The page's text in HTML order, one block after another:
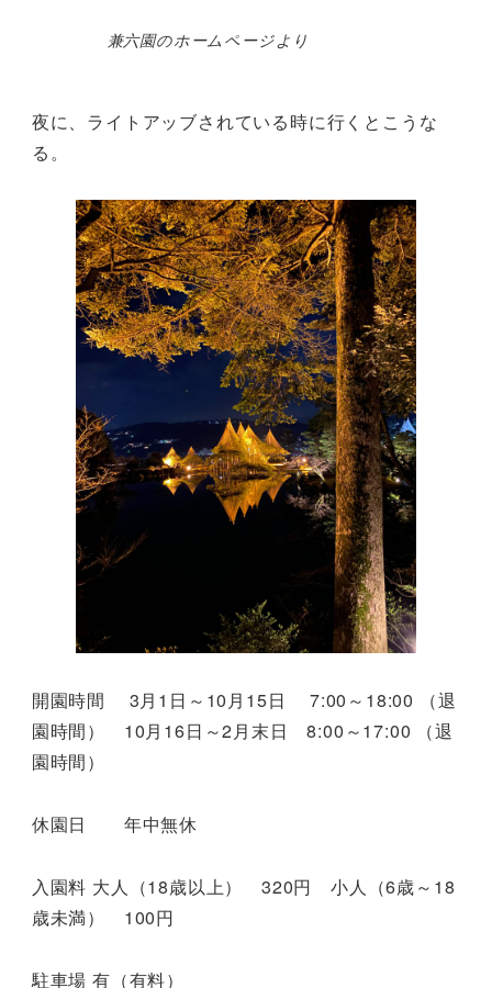
兼六園のホームページより
夜に、ライトアッブされている時に行くとこうな
る。
開園時間 3月1日～10月15日 7:00～18:00 （退
園時間） 10月16日～2月末日 8:00～17:00 （退
園時間）
休園日 年中無休
入園料 大人（18歳以上） 320円 小人（6歳～18
歳未満） 100円
駐車場 有（有料）